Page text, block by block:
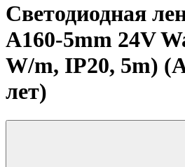
Светодиодная
A160-5mm 24V
W/m, IP20, 5m)
лет)